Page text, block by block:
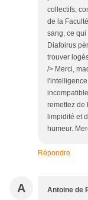
collectifs,
de la
sang, ce
Diafoirus
trouver
/> Merci,
remettez de
limpidité et
humeur.
Répondre
A Antoine de